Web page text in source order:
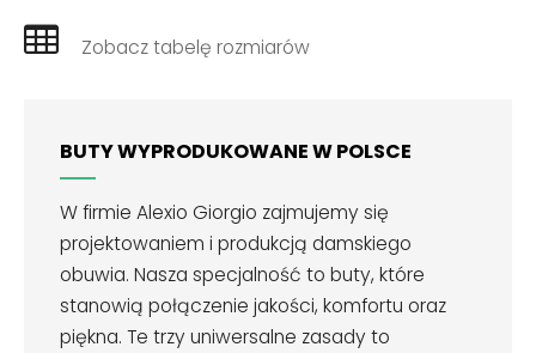
Zobacz tabelę rozmiarów
BUTY WYPRODUKOWANE W POLSCE
W firmie Alexio Giorgio zajmujemy się
projektowaniem i produkcją damskiego
obuwia. Nasza specjalność to buty, które
stanowią połączenie jakości, komfortu oraz
piękna. Te trzy uniwersalne zasady to